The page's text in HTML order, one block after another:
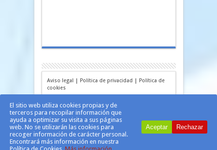
Aviso legal | Política de privacidad | Política de
cookies
El sitio web utiliza cookies propias y de
terceros para recopilar información que
ayuda a optimizar su visita a sus páginas
web. No se utilizarán las cookies para
recoger información de carácter personal.
Encontrará más información en nuestra
Aceptar Rechazar